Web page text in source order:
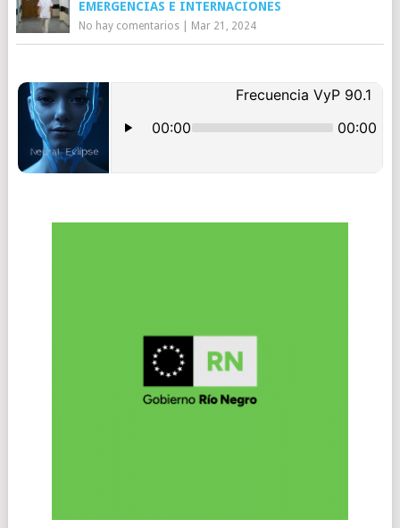
EMERGENCIAS E INTERNACIONES
No hay comentarios| Mar 21, 2024